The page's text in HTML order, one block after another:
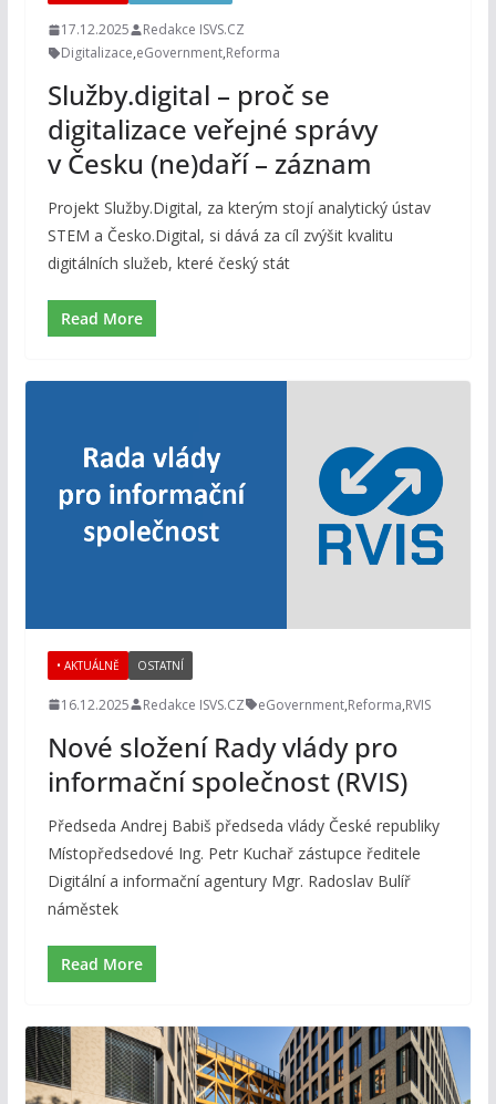
17.12.2025
Redakce ISVS.CZ
Digitalizace,eGovernment,Reforma
Služby.digital – proč se
digitalizace veřejné správy
v Česku (ne)daří – záznam
Projekt Služby.Digital, za kterým stojí analytický ústav
STEM a Česko.Digital, si dává za cíl zvýšit kvalitu
digitálních služeb, které český stát
Read More
• AKTUÁLNĚ OSTATNÍ
16.12.2025 Redakce ISVS.CZ eGovernment,Reforma,RVIS
Nové složení Rady vlády pro
informační společnost (RVIS)
Předseda Andrej Babiš předseda vlády České republiky
Místopředsedové Ing. Petr Kuchař zástupce ředitele
Digitální a informační agentury Mgr. Radoslav Bulíř
náměstek
Read More